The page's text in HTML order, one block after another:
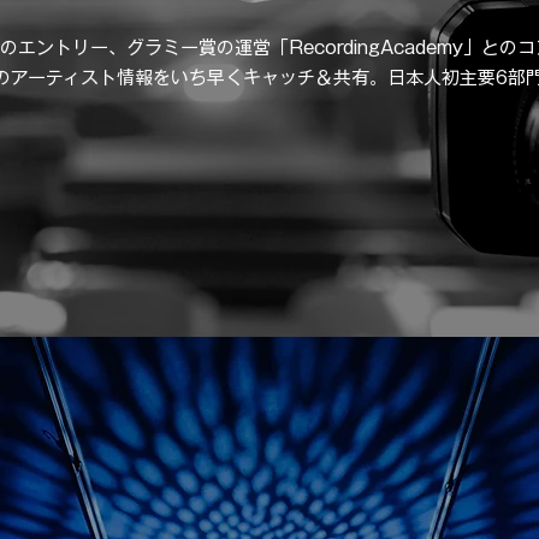
エントリー、グラミー賞の運営「RecordingAcademy」とのコ
アーティスト情報をいち早くキャッチ＆共有。日本人初主要6部